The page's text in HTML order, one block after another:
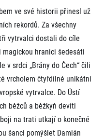
ve své historii přinesl už
rekordů. Za všechny
vytrvalci dostali do cíle
hranici šedesáti
v srdci „Brány do Čech“ čili
vrcholem čtyřdílné unikátní
vytrvalce. Do Ústí
běžců a běžkyň devíti
na trati utkají o konečné
šanci pomýšlet Damián